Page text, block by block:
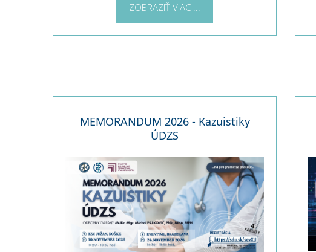
ZOBRAZIŤ VIAC ...
MEMORANDUM 2026 - Kazuistiky
ÚDZS